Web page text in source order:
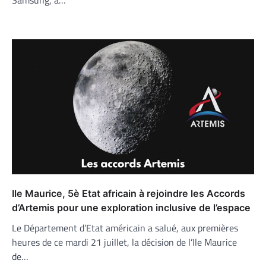
Ile Maurice, 5è Etat africain à rejoindre les Accords
d’Artemis pour une exploration inclusive de l’espace
Le Département d’Etat américain a salué, aux premières
heures de ce mardi 21 juillet, la décision de l’Ile Maurice
de…